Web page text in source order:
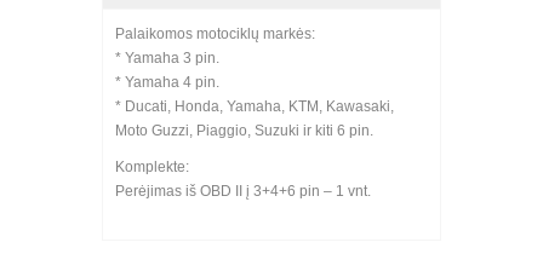
Palaikomos motociklų markės:
* Yamaha 3 pin.
* Yamaha 4 pin.
* Ducati, Honda, Yamaha, KTM, Kawasaki,
Moto Guzzi, Piaggio, Suzuki ir kiti 6 pin.
Komplekte:
Perėjimas iš OBD II į 3+4+6 pin – 1 vnt.